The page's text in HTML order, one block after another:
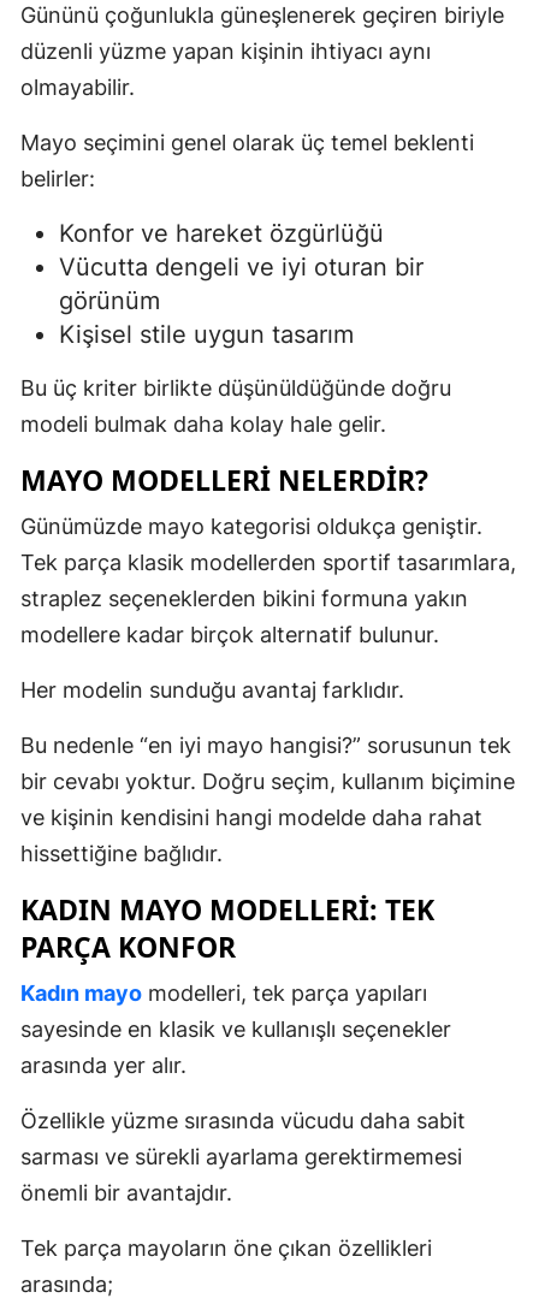
Gününü çoğunlukla güneşlenerek geçiren biriyle
düzenli yüzme yapan kişinin ihtiyacı aynı
olmayabilir.
Mayo seçimini genel olarak üç temel beklenti
belirler:
Konfor ve hareket özgürlüğü
Vücutta dengeli ve iyi oturan bir
görünüm
Kişisel stile uygun tasarım
Bu üç kriter birlikte düşünüldüğünde doğru
modeli bulmak daha kolay hale gelir.
MAYO MODELLERI NELERDIR?
Günümüzde mayo kategorisi oldukça geniştir.
Tek parça klasik modellerden sportif tasarımlara,
straplez seçeneklerden bikini formuna yakın
modellere kadar birçok alternatif bulunur.
Her modelin sunduğu avantaj farklıdır.
Bu nedenle “en iyi mayo hangisi?” sorusunun tek
bir cevabı yoktur. Doğru seçim, kullanım biçimine
ve kişinin kendisini hangi modelde daha rahat
hissettiğine bağlıdır.
KADIN MAYO MODELLERI: TEK
PARÇA KONFOR
Kadın mayo modelleri, tek parça yapıları
sayesinde en klasik ve kullanışlı seçenekler
arasında yer alır.
Özellikle yüzme sırasında vücudu daha sabit
sarması ve sürekli ayarlama gerektirmemesi
önemli bir avantajdır.
Tek parça mayoların öne çıkan özellikleri
arasında;